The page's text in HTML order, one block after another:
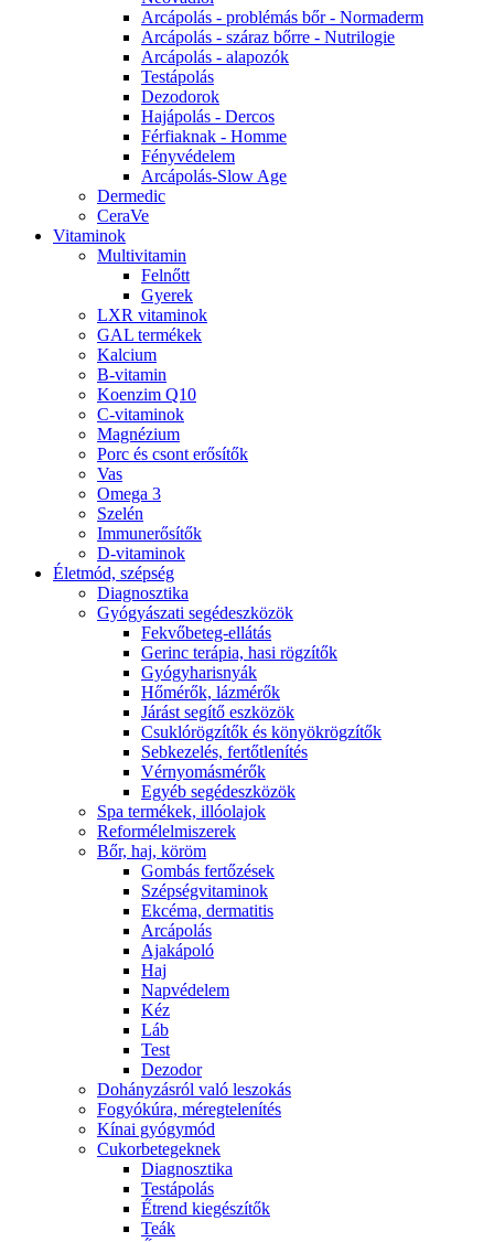
Arcápolás - problémás bőr - Normaderm
Arcápolás - száraz bőrre - Nutrilogie
Arcápolás - alapozók
Testápolás
Dezodorok
Hajápolás - Dercos
Férfiaknak - Homme
Fényvédelem
Arcápolás-Slow Age
Dermedic
CeraVe
Vitaminok
Multivitamin
Felnőtt
Gyerek
LXR vitaminok
GAL termékek
Kalcium
B-vitamin
Koenzim Q10
C-vitaminok
Magnézium
Porc és csont erősítők
Vas
Omega 3
Szelén
Immunerősítők
D-vitaminok
Életmód, szépség
Diagnosztika
Gyógyászati segédeszközök
Fekvőbeteg-ellátás
Gerinc terápia, hasi rögzítők
Gyógyharisnyák
Hőmérők, lázmérők
Járást segítő eszközök
Csuklórögzítők és könyökrögzítők
Sebkezelés, fertőtlenítés
Vérnyomásmérők
Egyéb segédeszközök
Spa termékek, illóolajok
Reformélelmiszerek
Bőr, haj, köröm
Gombás fertőzések
Szépségvitaminok
Ekcéma, dermatitis
Arcápolás
Ajakápoló
Haj
Napvédelem
Kéz
Láb
Test
Dezodor
Dohányzásról való leszokás
Fogyókúra, méregtelenítés
Kínai gyógymód
Cukorbetegeknek
Diagnosztika
Testápolás
É́trend kiegészítők
Teák